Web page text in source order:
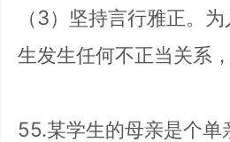
（3）坚持言行雅正。
生发生任何不正当关系
55.某学生的母亲是个